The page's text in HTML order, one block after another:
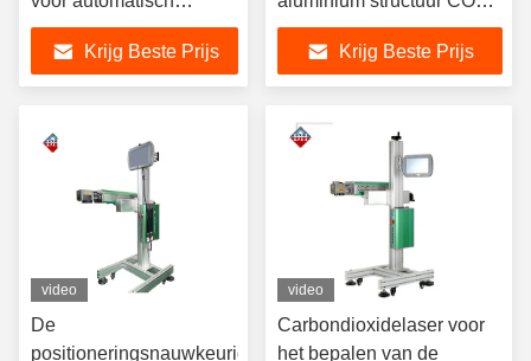
seriënummer- en
batchnummerdrukken
Krijg Beste Prijs
vliegende laser markering
machineKrijg Beste Prijs
video
De
positioneringsnauwkeurigheid
video
Carbondioxidelaser voor
het bepalen van de